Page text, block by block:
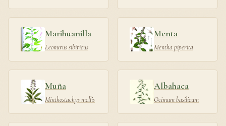
Marihuanilla
Leonurus sibiricus
Menta
Mentha piperita
Muña
Minthostachys mollis
Albahaca
Ocimum basilicum